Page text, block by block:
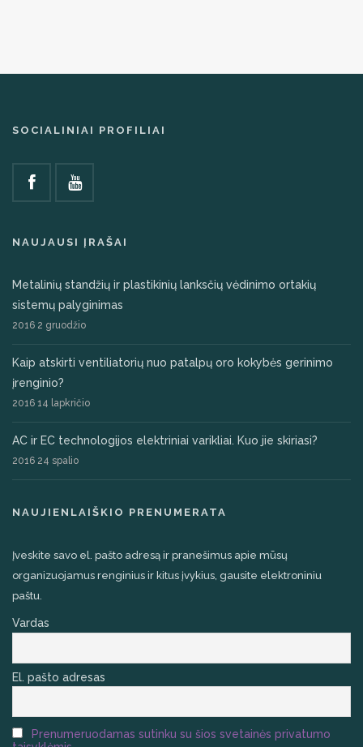
SOCIALINIAI PROFILIAI
NAUJAUSI ĮRAŠAI
Metalinių standžių ir plastikinių lanksčių vėdinimo ortakių
sistemų palyginimas
2016 2 gruodžio
Kaip atskirti ventiliatorių nuo patalpų oro kokybės gerinimo
įrenginio?
2016 14 lapkričio
AC ir EC technologijos elektriniai varikliai. Kuo jie skiriasi?
2016 24 spalio
NAUJIENLAIŠKIO PRENUMERATA
Įveskite savo el. pašto adresą ir pranešimus apie mūsų
organizuojamus renginius ir kitus įvykius, gausite elektroniniu
paštu.
Vardas
El. pašto adresas
Prenumeruodamas sutinku su šios svetainės privatumo